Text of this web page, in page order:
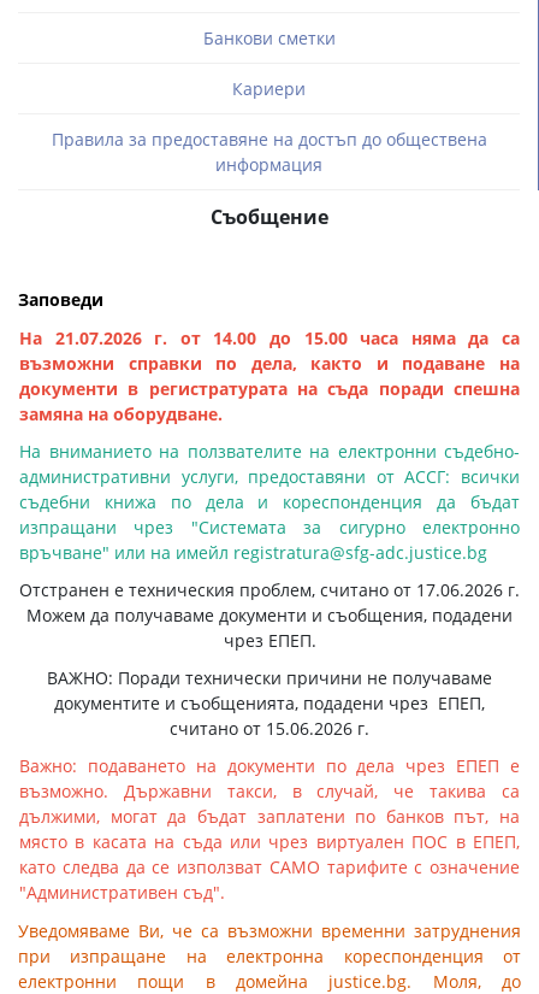
Банкови сметки
Кариери
Правила за предоставяне на достъп до обществена
информация
Съобщение
Заповеди
На 21.07.2026 г. от 14.00 до 15.00 часа няма да са
възможни справки по дела, както и подаване на
документи в регистратурата на съда поради спешна
замяна на оборудване.
На вниманието на ползвателите на електронни съдебно-
административни услуги, предоставяни от АССГ: всички
съдебни книжа по дела и кореспонденция да бъдат
изпращани чрез "Системата за сигурно електронно
връчване" или на имейл registratura@sfg-adc.justice.bg
Отстранен е техническия проблем, считано от 17.06.2026 г.
Можем да получаваме документи и съобщения, подадени
чрез ЕПЕП.
ВАЖНО: Поради технически причини не получаваме
документите и съобщенията, подадени чрез ЕПЕП,
считано от 15.06.2026 г.
Важно: подаването на документи по дела чрез ЕПЕП е
възможно. Държавни такси, в случай, че такива са
дължими, могат да бъдат заплатени по банков път, на
място в касата на съда или чрез виртуален ПОС в ЕПЕП,
като следва да се използват САМО тарифите с означение
"Административен съд".
Уведомяваме Ви, че са възможни временни затруднения
при изпращане на електронна кореспонденция от
електронни пощи в домейна justice.bg. Моля, до